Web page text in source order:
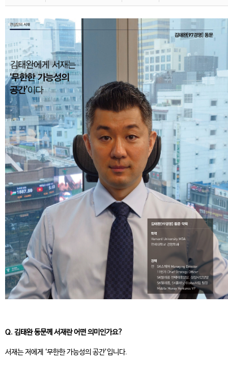
Q. 김태완 동문께 서재란 어떤 의미인가요?
서재는 저에게 ‘무한한 가능성의 공간’입니다.